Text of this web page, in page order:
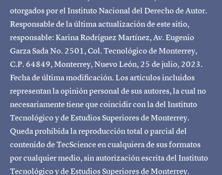
otorgados por el Instituto Nacional del Derecho de Autor.
Responsable de la última actualización de este sitio,
responsable: Karina Rodríguez Martínez, Av. Eugenio
Garza Sada No. 2501, Col. Tecnológico de Monterrey,
C.P. 64849, Monterrey, Nuevo León, 25 de julio, 2023.
Fecha de última modificación. Los artículos incluidos
representan la opinión personal de sus autores, la cual no
necesariamente tiene que coincidir con la del Instituto
Tecnológico y de Estudios Superiores de Monterrey.
Queda prohibida la reproducción total o parcial del
contenido de TecScience en cualquiera de sus formatos
por cualquier medio, sin autorización escrita del Instituto
Tecnológico y de Estudios Superiores de Monterrey.